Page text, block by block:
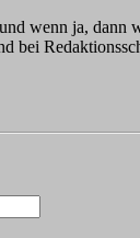
wenn ja, dann
bei